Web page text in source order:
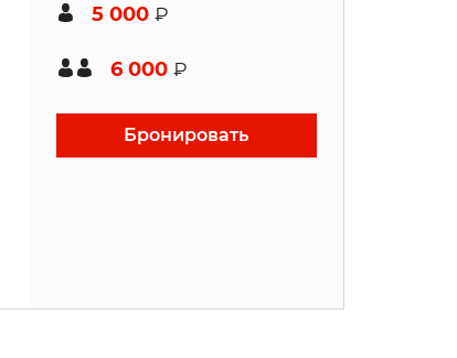
5 000 ₽
6 000 ₽
Бронировать